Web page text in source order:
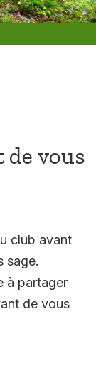
vous
club avant
sage.
à partager
de vous